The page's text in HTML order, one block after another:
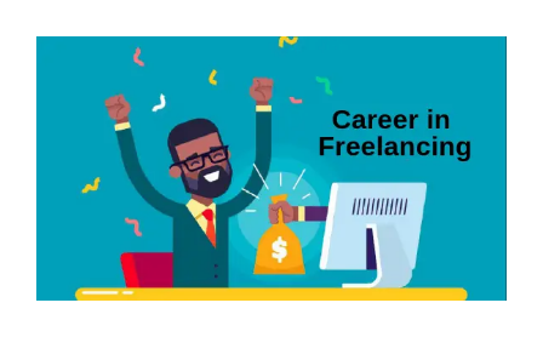
ফ্রিল্যান্সিং এ রিমোট জবের সুযোগ